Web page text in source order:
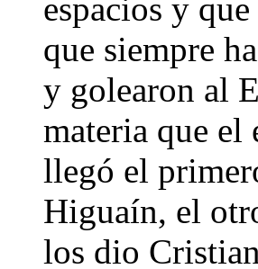
espacios y
que siempre
y golearon al
materia que
llegó el
Higuaín, el
los dio